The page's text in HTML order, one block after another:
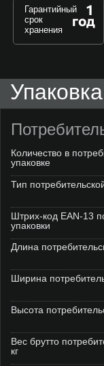
Гарантийный
срок
хранения
1
год
Упаковка
Количество в
упаковке
Тип
Штрих-код EAN-13
упаковки
Длина
Ширина
Высота
Вес брутто
кг